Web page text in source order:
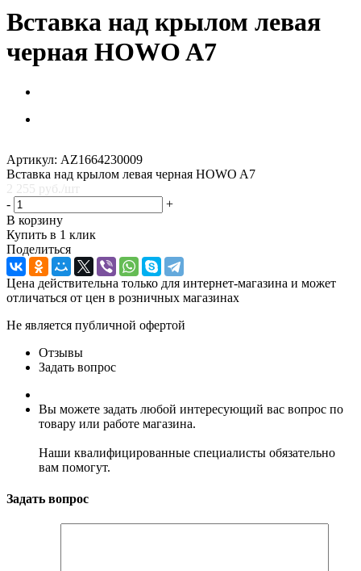
Вставка над крылом левая
черная HOWO A7
Артикул: AZ1664230009
Вставка над крылом левая черная HOWO A7
2 255 руб.
/шт
-
+
В корзину
Купить в 1 клик
Поделиться
Цена действительна только для интернет-магазина и может
отличаться от цен в розничных магазинах
Не является публичной офертой
Отзывы
Задать вопрос
Вы можете задать любой интересующий вас вопрос по
товару или работе магазина.
Наши квалифицированные специалисты обязательно
вам помогут.
Задать вопрос